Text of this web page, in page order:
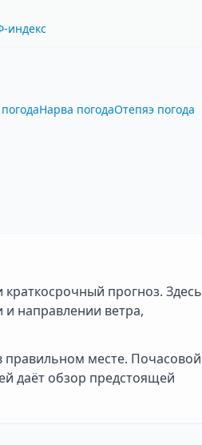
индекс
Нарва погодаОтепяэ погода
краткосрочный прогноз. Здесь
направлении ветра,
правильном месте. Почасовой
даёт обзор предстоящей